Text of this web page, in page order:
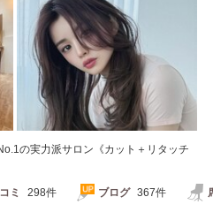
の実力派サロン《カット＋リタッチ
ミ 298件 ブログ 367件